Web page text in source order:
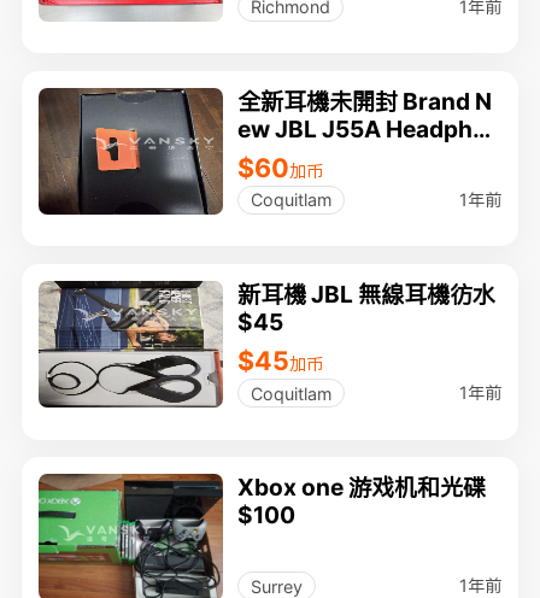
Richmond
1年前
全新耳機未開封 Brand N
ew JBL J55A Headpho
nes With Mic Remote F
or Smartphone Tablet
$60
$60加币
Coquitlam
1年前
新耳機 JBL 無線耳機彷水
$45
$45加币
Coquitlam
1年前
Xbox one 游戏机和光碟
$100
Surrey 1年前